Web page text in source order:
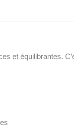
et équilibrantes.